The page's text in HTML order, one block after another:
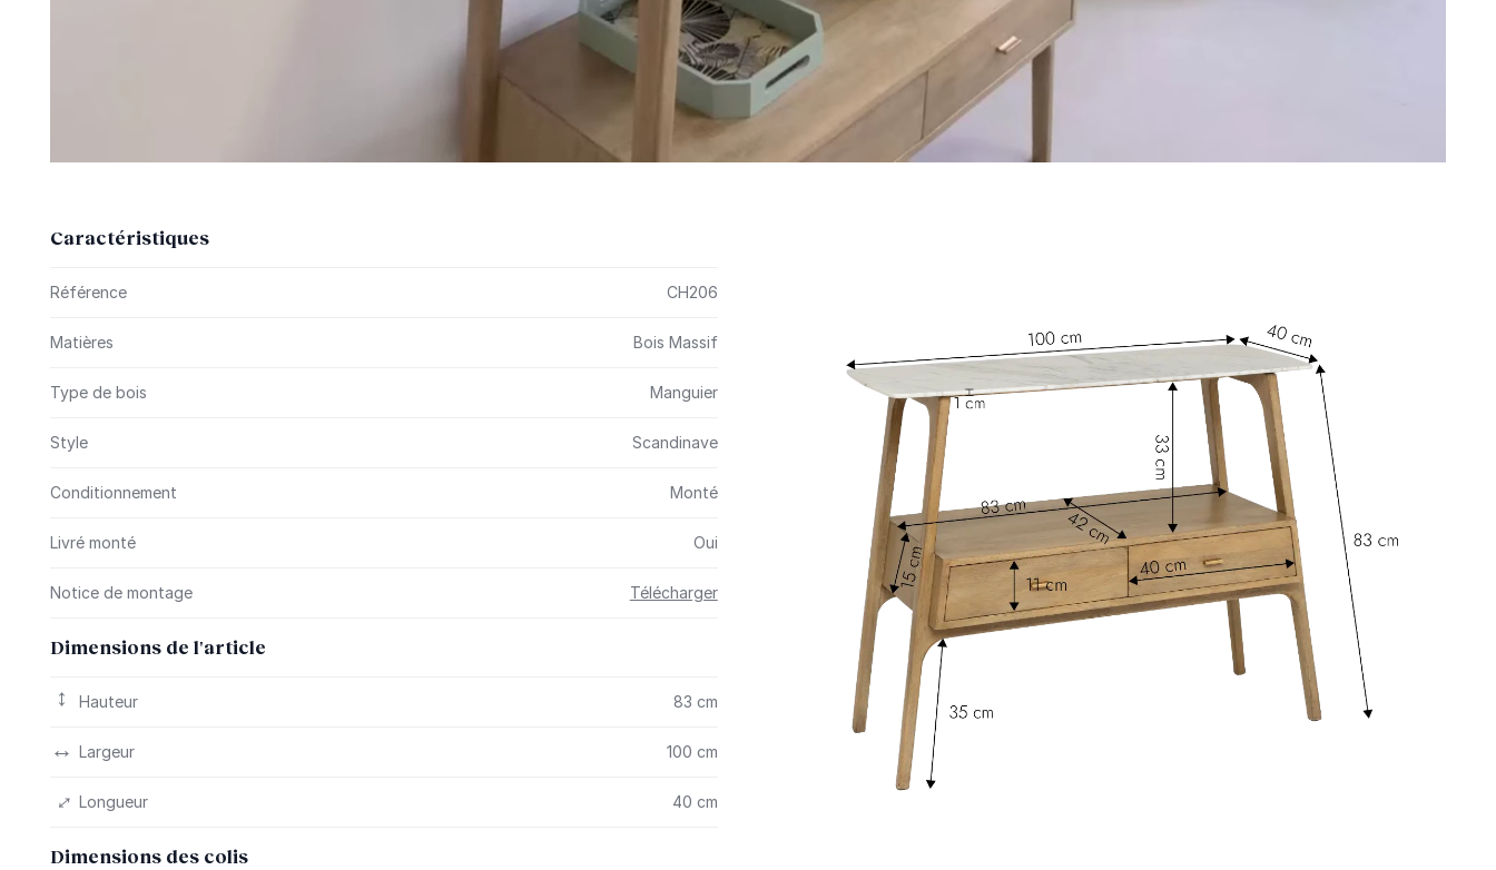
Caractéristiques
Référence CH206
Matières Bois Massif
Type de bois Manguier
Style Scandinave
Conditionnement Monté
Livré monté Oui
Notice de montage Télécharger
Dimensions de l'article
Hauteur 83 cm
Largeur 100 cm
Longueur 40 cm
Dimensions des colis